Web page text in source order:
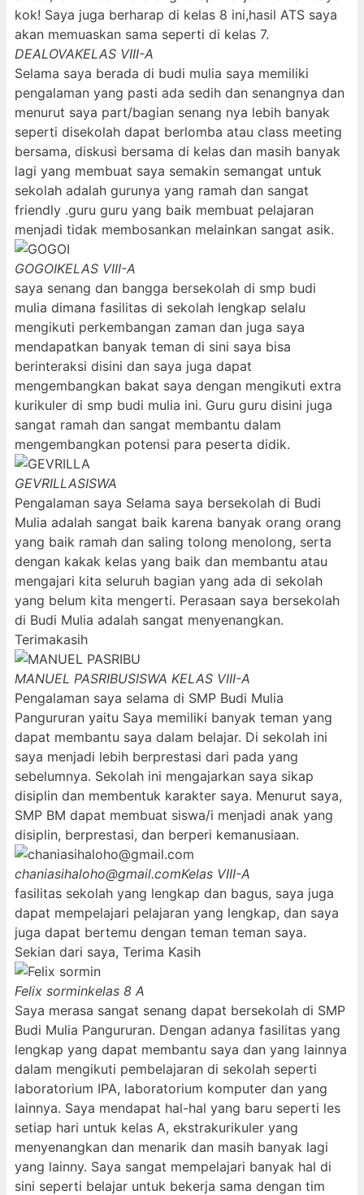
kok! Saya juga berharap di kelas 8 ini,hasil ATS saya
akan memuaskan sama seperti di kelas 7.
DEALOVAKELAS VIII-A
Selama saya berada di budi mulia saya memiliki
pengalaman yang pasti ada sedih dan senangnya dan
menurut saya part/bagian senang nya lebih banyak
seperti disekolah dapat berlomba atau class meeting
bersama, diskusi bersama di kelas dan masih banyak
lagi yang membuat saya semakin semangat untuk
sekolah adalah gurunya yang ramah dan sangat
friendly .guru guru yang baik membuat pelajaran
menjadi tidak membosankan melainkan sangat asik.
GOGOIKELAS VIII-A
saya senang dan bangga bersekolah di smp budi
mulia dimana fasilitas di sekolah lengkap selalu
mengikuti perkembangan zaman dan juga saya
mendapatkan banyak teman di sini saya bisa
berinteraksi disini dan saya juga dapat
mengembangkan bakat saya dengan mengikuti extra
kurikuler di smp budi mulia ini. Guru guru disini juga
sangat ramah dan sangat membantu dalam
mengembangkan potensi para peserta didik.
GEVRILLASISWA
Pengalaman saya Selama saya bersekolah di Budi
Mulia adalah sangat baik karena banyak orang orang
yang baik ramah dan saling tolong menolong, serta
dengan kakak kelas yang baik dan membantu atau
mengajari kita seluruh bagian yang ada di sekolah
yang belum kita mengerti. Perasaan saya bersekolah
di Budi Mulia adalah sangat menyenangkan.
Terimakasih
MANUEL PASRIBUSISWA KELAS VIII-A
Pengalaman saya selama di SMP Budi Mulia
Pangururan yaitu Saya memiliki banyak teman yang
dapat membantu saya dalam belajar. Di sekolah ini
saya menjadi lebih berprestasi dari pada yang
sebelumnya. Sekolah ini mengajarkan saya sikap
disiplin dan membentuk karakter saya. Menurut saya,
SMP BM dapat membuat siswa/i menjadi anak yang
disiplin, berprestasi, dan berperi kemanusiaan.
chaniasihaloho@gmail.comKelas VIII-A
fasilitas sekolah yang lengkap dan bagus, saya juga
dapat mempelajari pelajaran yang lengkap, dan saya
juga dapat bertemu dengan teman teman saya.
Sekian dari saya, Terima Kasih
Felix sorminkelas 8 A
Saya merasa sangat senang dapat bersekolah di SMP
Budi Mulia Pangururan. Dengan adanya fasilitas yang
lengkap yang dapat membantu saya dan yang lainnya
dalam mengikuti pembelajaran di sekolah seperti
laboratorium IPA, laboratorium komputer dan yang
lainnya. Saya mendapat hal-hal yang baru seperti les
setiap hari untuk kelas A, ekstrakurikuler yang
menyenangkan dan menarik dan masih banyak lagi
yang lainny. Saya sangat mempelajari banyak hal di
sini seperti belajar untuk bekerja sama dengan tim